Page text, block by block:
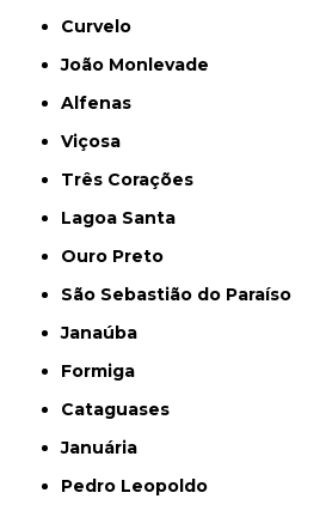
Curvelo
João Monlevade
Alfenas
Viçosa
Três Corações
Lagoa Santa
Ouro Preto
São Sebastião do Paraíso
Janaúba
Formiga
Cataguases
Januária
Pedro Leopoldo